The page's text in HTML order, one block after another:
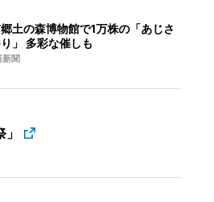
土の森博物館で1万株の「あじさ
」 多彩な催しも
新聞